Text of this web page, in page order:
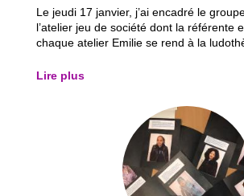
Le jeudi 17 janvier, j’ai encadré le
l’atelier jeu de société dont la référente
chaque atelier Emilie se rend à la
découvrir le plus possible aux enfants.
Lire plus